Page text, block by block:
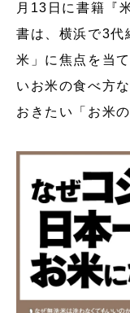
月13日に書籍『
書は、横浜で3代
米」に焦点を当
いお米の食べ方
おきたい「お米